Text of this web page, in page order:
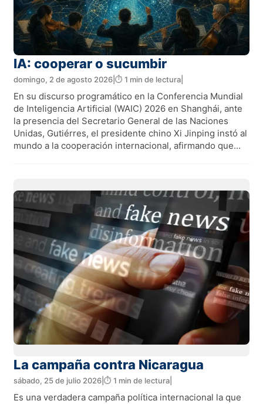
IA: cooperar o sucumbir
domingo, 2 de agosto 2026 ⏱️ 1 min de lectura
En su discurso programático en la Conferencia Mundial
de Inteligencia Artificial (WAIC) 2026 en Shanghái, ante
la presencia del Secretario General de las Naciones
Unidas, Gutiérres, el presidente chino Xi Jinping instó al
mundo a la cooperación internacional, afirmando que...
La campaña contra Nicaragua
sábado, 25 de julio 2026 ⏱️ 1 min de lectura
Es una verdadera campaña política internacional la que